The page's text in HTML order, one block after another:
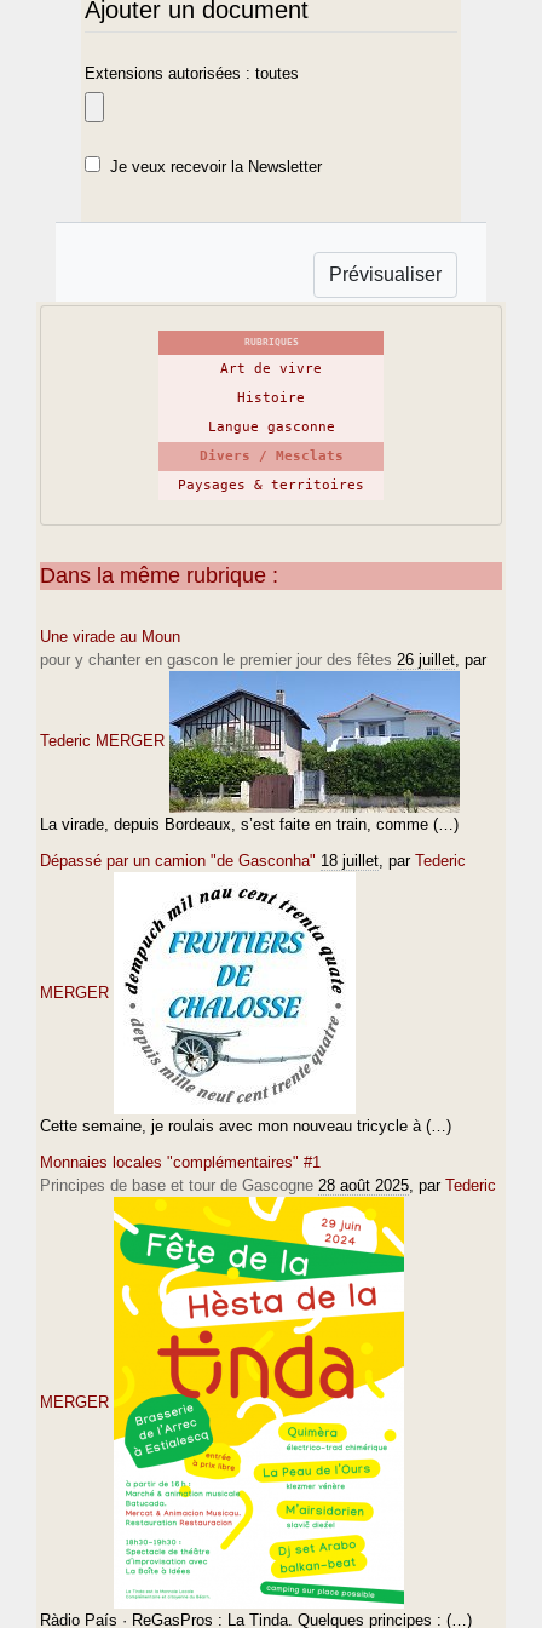
Ajouter un document
Extensions autorisées : toutes
Je veux recevoir la Newsletter
RUBRIQUES
Art de vivre
Histoire
Langue gasconne
Divers / Mesclats
Paysages & territoires
Dans la même rubrique :
Une virade au Moun
pour y chanter en gascon le premier jour des fêtes 26 juillet , par
Tederic MERGER
La virade, depuis Bordeaux, s’est faite en train, comme (…)
Dépassé par un camion "de Gasconha" 18 juillet , par Tederic
MERGER
Cette semaine, je roulais avec mon nouveau tricycle à (…)
Monnaies locales "complémentaires" #1
Principes de base et tour de Gascogne 28 août 2025 , par Tederic
MERGER
Ràdio País · ReGasPros : La Tinda. Quelques principes : (…)